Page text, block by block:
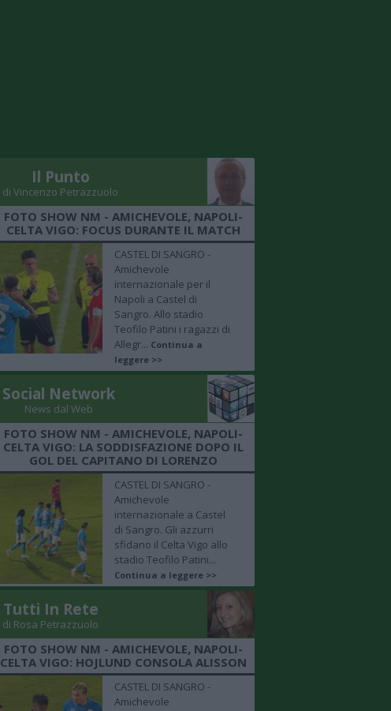
Il Punto
di Vincenzo Petrazzuolo
FOTO SHOW NM - AMICHEVOLE, NAPOLI-
CELTA VIGO: FOCUS DURANTE IL MATCH
CASTEL DI SANGRO -
Amichevole
internazionale per il
Napoli a Castel di
Sangro. Allo stadio
Teofilo Patini i ragazzi di
Allegr... Continua a
leggere >>
Social Network
News dal Web
FOTO SHOW NM - AMICHEVOLE, NAPOLI-
CELTA VIGO: LA SODDISFAZIONE DOPO IL
GOL DEL CAPITANO DI LORENZO
CASTEL DI SANGRO -
Amichevole
internazionale a Castel
di Sangro. Gli azzurri
sfidano il Celta Vigo allo
stadio Teofilo Patini...
Continua a leggere >>
Tutti In Rete
di Rosa Petrazzuolo
FOTO SHOW NM - AMICHEVOLE, NAPOLI-
CELTA VIGO: HOJLUND CONSOLA ALISSON
CASTEL DI SANGRO -
Amichevole